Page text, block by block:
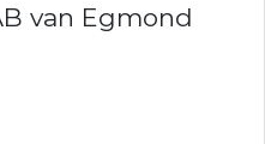
van Egmond